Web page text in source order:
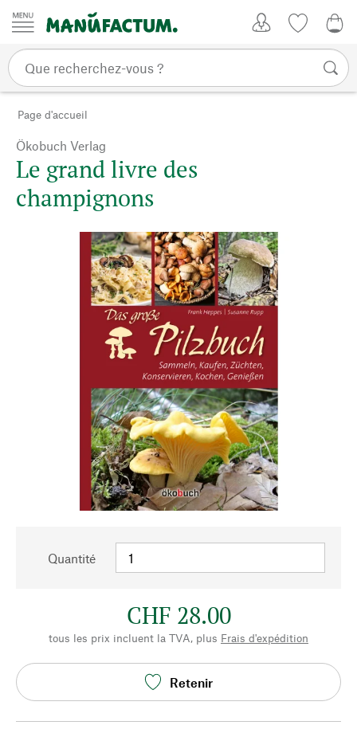
Passer au contenu
Page d'accueil
Ökobuch Verlag
Le grand livre des
champignons
Quantité
CHF 28.00
tous les prix incluent la TVA, plus Frais d'expédition
Retenir